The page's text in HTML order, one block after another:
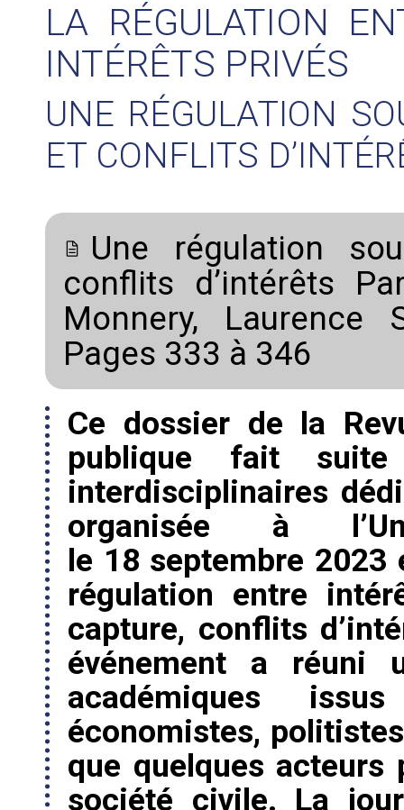
LA RÉGULATION
INTÉRÊTS PRIVÉS
UNE RÉGULATION
ET CONFLITS
Une régulation
conflits d’intérêts
Monnery, Laurence
Pages 333 à 346
Ce dossier de la Revue française d’administration publique fait suite à une journée d’études interdisciplinaires dédiée à cette même thématique, organisée à l’Université Paris Nanterre le 18 septembre 2023 et intitulée « L’économie de la régulation entre intérêt public et intérêts privés : capture, conflits d’intérêts et revolving doors ». Cet événement a réuni une quinzaine d’intervenants académiques issus des sciences sociales, économistes, politistes, juristes et sociologues, ainsi que quelques acteurs publics et représentants de la société civile. La journée d’études a bénéficié du soutien du laboratoire EconomiX (UMR CNRS 7235) et de l’Observatoire de l’éthique publique, think tank transpartisan fondé par l’ancien député René Dosière et dont plusieurs membres ont participé à l’événement. Les contributions académiques réunies dans ce numéro adoptent des approches et des méthodologies variées issues de différentes disciplines. Sont ainsi représentées en particulier la science économique – que ce soit dans une approche institutionnaliste ou plus microéconomique –, les mathématiques appliquées et les statistiques, et le droit public. Le dossier est aussi conçu dans une perspective de complémentarité et de dialogue entre la recherche et l’action publique. Trois entretiens ont ainsi été menés avec des professionnels ayant, par leurs expériences passées et leur position actuelle, un point de vue privilégié pour analyser la question des conflits d’intérêts entre secteur public et acteurs privés en France et en Europe. Nous tenons à remercier Jean-François Bohnert, procureur de la République au sein du Parquet national financier (PNF), Didier Migaud, président de la Haute Autorité pour la transparence de la vie publique (HATVP) [4], et Thierry Philipponnat, chef économiste de l’ONG Finance Watch, d’avoir accepté de témoigner en répondant à nos questions. Dans son article, Jean-François Kerléo, professeur de droit public à l’Université Aix-Marseille, propose en guise d’ouverture une réflexion d’ensemble sur le droit des représentants d’intérêts, lesquels n’ont été définis en France qu’avec la loi « Sapin 2 » du 9 décembre 2016, le droit français restant auparavant silencieux sur ces questions parfois considérées avec méfiance par le monde académique et politique tant que la représentation parlementaire, ou plus largement électorale, est considérée comme la seule légitime. « La reconnaissance du lobbying », explique Jean-François Kerléo, « constitue alors pour la France une rupture culturelle ». Pour contenir ce qu’il analyse comme la « vague submersive du lobbying », le contrôle de ce dernier a été externalisé et confié à une autorité publique indépendante : la Haute Autorité pour la transparence de la vie publique (HATVP). L’auteur examine d’abord les trois critères de définition du lobbying par la loi Sapin 2 : représentation, intérêts et influence. Il étudie ensuite le contrôle, qui se révèle imparfait, des deux obligations qui sont supposées encadrer le lobbying : la transparence, soit la visibilité des actions ; et l’intégrité, soit la déontologie des acteurs. Il conclut sur la déstabilisation de « notre imaginaire politique et juridique » qui est ici à l’œuvre : la contribution privée à la fabrication de la loi, a fortiori quand cette participation particulière est reconnue par le droit général, trouble, voire défait, la distinction classique des sphères publique et privée. Didier Migaud, président de la Haute Autorité pour la transparence de la vie publique, revient justement sur le contrôle des représentants d’intérêts dans l’entretien qu’il nous a accordé. Il propose également un bilan aux dix ans de la Haute Autorité, lancée en 2013 à la suite de « l’affaire Cahuzac », évoque les enjeux à venir comme ceux sur les ingérences étrangères, et fait des propositions pour améliorer le dispositif français en faveur de la transparence et de la lutte contre la corruption. Didier Migaud avance notamment l’idée que la HATVP, en tant qu’autorité administrative indépendante, soit dotée d’un pouvoir de sanction à l’égard de celles et ceux qui ne se conforment pas à leurs obligations déclaratives. Par ailleurs, le